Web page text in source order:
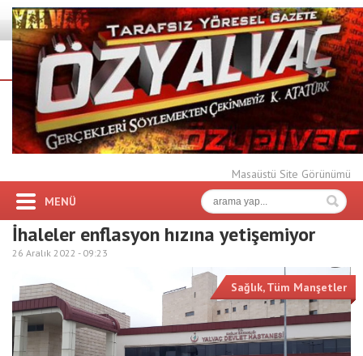
Masaüstü Site Görünümü
MENÜ
İhaleler enflasyon hızına yetişemiyor
26 Aralık 2022 - 09:23
Sağlık,Tüm Manşetler